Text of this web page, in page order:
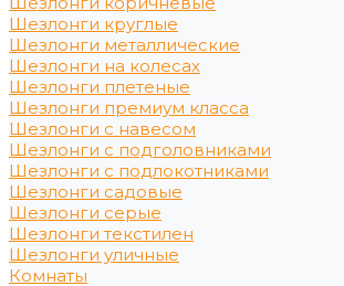
Шезлонги круглые
Шезлонги металлические
Шезлонги на колесах
Шезлонги плетеные
Шезлонги премиум класса
Шезлонги с навесом
Шезлонги с подголовниками
Шезлонги с подлокотниками
Шезлонги садовые
Шезлонги серые
Шезлонги текстилен
Шезлонги уличные
Комнаты